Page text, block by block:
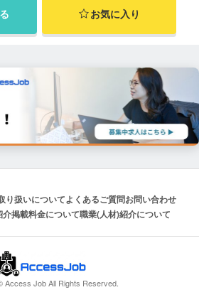
お気に入り
り扱いについてよくあるご質問お問い合わせ
介掲載料金について職業(人材)紹介について
Access Job All Rights Reserved.